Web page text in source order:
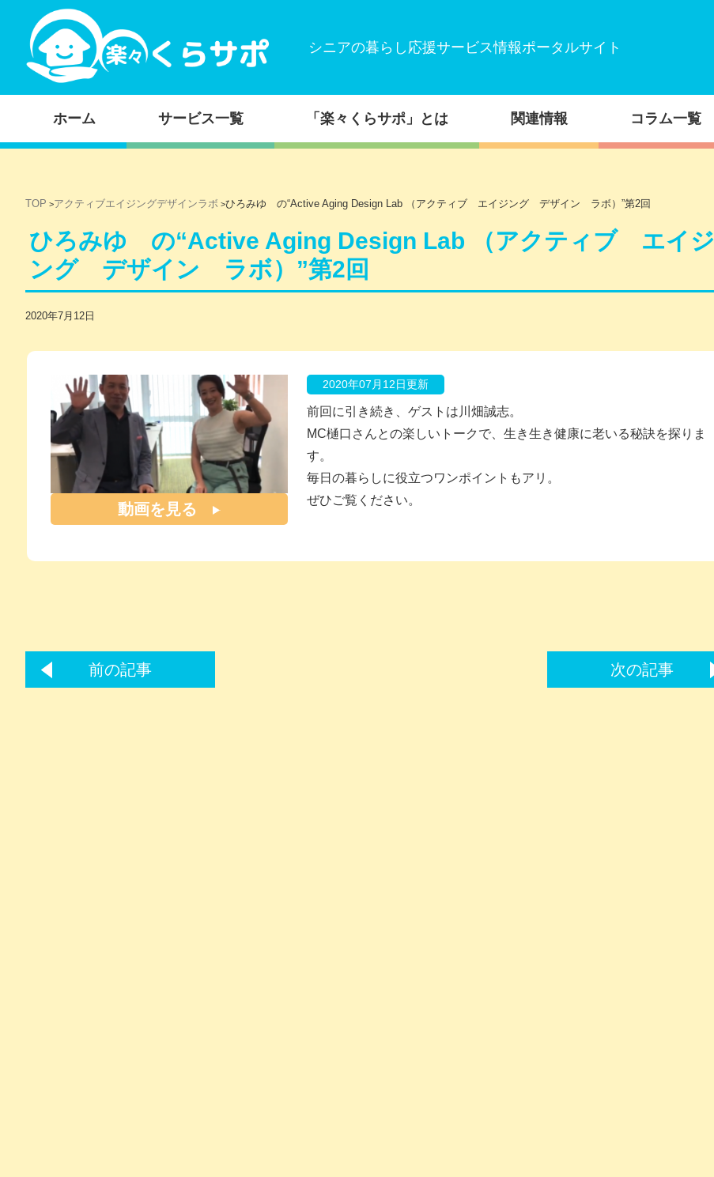
シニアの暮らし応援サービス情報ポータルサイト
コンテンツに移動
ホーム サービス一覧 「楽々くらサポ」とは 関連情報 コラム一覧
TOP >アクティブエイジングデザインラボ >ひろみゆ の“Active Aging Design Lab （アクティブ エイジング デザイン ラボ）”第2回
ひろみゆ の“Active Aging Design Lab （アクティブ エイジ
ング デザイン ラボ）”第2回
2020年7月12日
動画を見る
2020年07月12日更新
前回に引き続き、ゲストは川畑誠志。
MC樋口さんとの楽しいトークで、生き生き健康に老いる秘訣を探りま
す。
毎日の暮らしに役立つワンポイントもアリ。
ぜひご覧ください。
前の記事 次の記事